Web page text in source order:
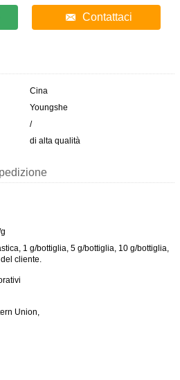
Contattaci
Cina
Youngshe
/
di alta qualità
1 g/bottiglia, 5 g/bottiglia, 10 g/bottiglia,
cliente.
Union,